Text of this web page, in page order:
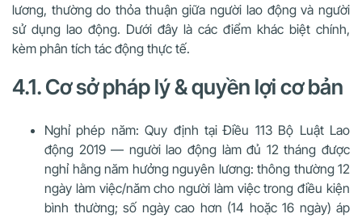
lương, thường do thỏa thuận giữa người lao động và người
sử dụng lao động. Dưới đây là các điểm khác biệt chính,
kèm phân tích tác động thực tế.
4.1. Cơ sở pháp lý & quyền lợi cơ bản
Nghỉ phép năm: Quy định tại Điều 113 Bộ Luật Lao
động 2019 — người lao động làm đủ 12 tháng được
nghỉ hằng năm hưởng nguyên lương: thông thường 12
ngày làm việc/năm cho người làm việc trong điều kiện
bình thường; số ngày cao hơn (14 hoặc 16 ngày) áp